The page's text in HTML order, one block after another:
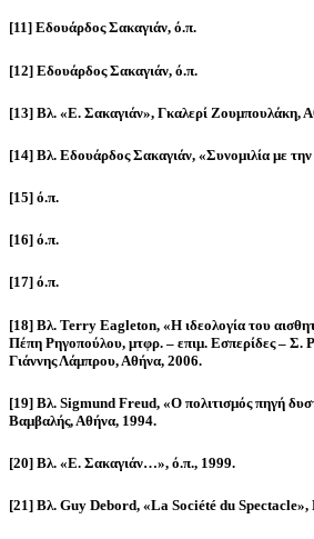
[11] Εδουάρδος Σακαγιάν, ό.π.
[12] Εδουάρδος Σακαγιάν, ό.π.
[13] Βλ. «Ε. Σακαγιάν», Γκαλερί Ζουμπουλάκη,
[14] Βλ. Εδουάρδος Σακαγιάν, «Συνομιλία με
[15] ό.π.
[16] ό.π.
[17] ό.π.
[18] Βλ. Terry Eagleton, «Η ιδεολογία του
Πέπη Ρηγοπούλου, μτφρ. – επιμ. Εσπερίδες – Σ.
Γιάννης Λάμπρου, Αθήνα, 2006.
[19] Βλ. Sigmund Freud, «Ο πολιτισμός πηγή
Βαμβαλής, Αθήνα, 1994.
[20] Βλ. «Ε. Σακαγιάν…», ό.π., 1999.
[21] Βλ. Guy Debord, «La Société du Spectacle»,